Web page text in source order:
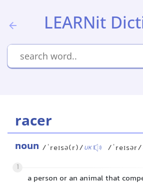
LEARNit
racer
noun /ˈreɪsə(r)/UK /ˈreɪsər/
1
a person or an animal that